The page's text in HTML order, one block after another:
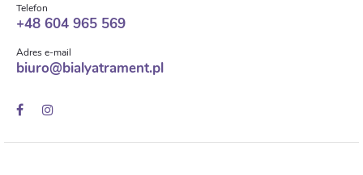
Telefon
+48 604 965 569
Adres e-mail
biuro@bialyatrament.pl